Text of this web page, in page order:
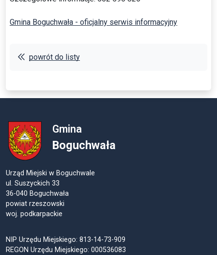
Gmina Boguchwała - oficjalny serwis informacyjny
powrót do listy
Gmina
Boguchwała
Urząd Miejski w Boguchwale
ul. Suszyckich 33
36-040 Boguchwała
powiat rzeszowski
woj. podkarpackie
NIP Urzędu Miejskiego: 813-14-73-909
REGON Urzędu Miejskiego: 000536083